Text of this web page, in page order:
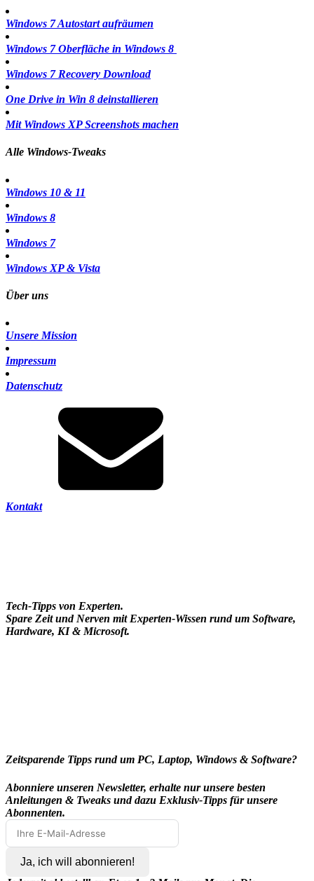
Windows 7 Autostart aufräumen
Windows 7 Oberfläche in Windows 8
Windows 7 Recovery Download
One Drive in Win 8 deinstallieren
Mit Windows XP Screenshots machen
Alle Windows-Tweaks
Windows 10 & 11
Windows 8
Windows 7
Windows XP & Vista
Über uns
Unsere Mission
Impressum
Datenschutz
Kontakt
Tech-Tipps von Experten.
Spare Zeit und Nerven mit Experten-Wissen rund um Software,
Hardware, KI & Microsoft.
Zeitsparende Tipps rund um PC, Laptop, Windows & Software?
Abonniere unseren Newsletter, erhalte nur unsere besten
Anleitungen & Tweaks und dazu Exklusiv-Tipps für unsere
Abonnenten.
Ja, ich will abonnieren!